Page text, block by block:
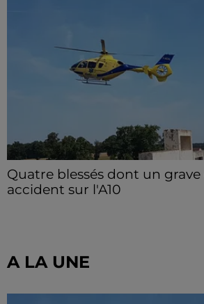
Quatre blessés dont un grave
accident sur l'A10
A LA UNE